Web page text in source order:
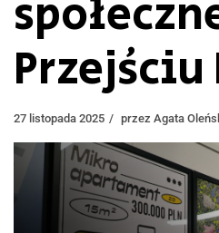
27 listopada 2025 przez Agata